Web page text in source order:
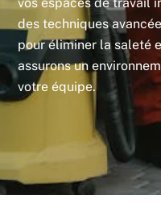
des techniques
pour éliminer la saleté
assurons un
votre équipe.